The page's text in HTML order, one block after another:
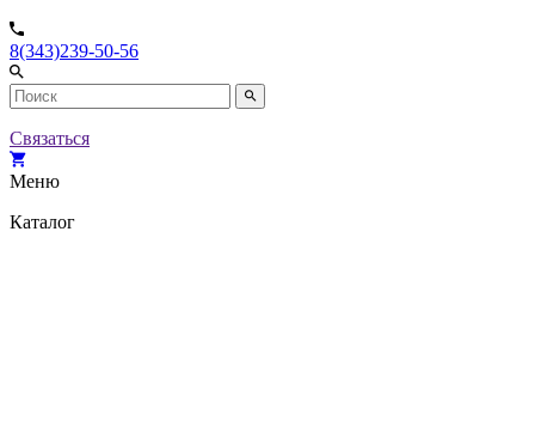
8(343)239-50-56
Связаться
Меню
Каталог